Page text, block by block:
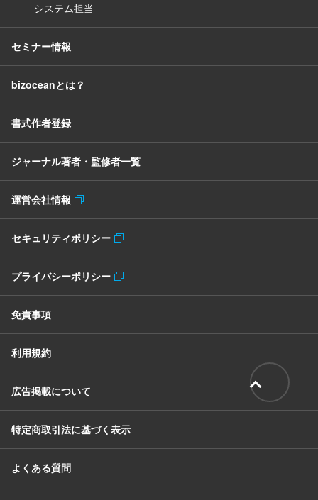
システム担当
セミナー情報
bizoceanとは？
書式作者登録
ジャーナル著者・監修者一覧
運営会社情報
セキュリティポリシー
プライバシーポリシー
免責事項
利用規約
広告掲載について
特定商取引法に基づく表示
よくある質問